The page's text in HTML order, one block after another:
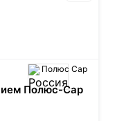
Полюс Сар
Полюс-Сар